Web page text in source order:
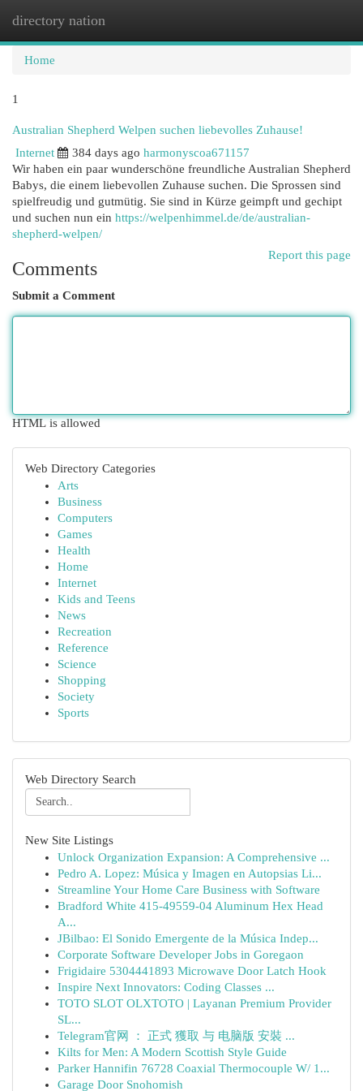
directory nation
Home
1
Australian Shepherd Welpen suchen liebevolles Zuhause!
Internet
384 days ago harmonyscoa671157
Wir haben ein paar wunderschöne freundliche Australian Shepherd
Babys, die einem liebevollen Zuhause suchen. Die Sprossen sind
spielfreudig und gutmütig. Sie sind in Kürze geimpft und gechipt
und suchen nun ein https://welpenhimmel.de/de/australian-
shepherd-welpen/
Report this page
Comments
Submit a Comment
HTML is allowed
Web Directory Categories
Arts
Business
Computers
Games
Health
Home
Internet
Kids and Teens
News
Recreation
Reference
Science
Shopping
Society
Sports
Web Directory Search
New Site Listings
Unlock Organization Expansion: A Comprehensive ...
Pedro A. Lopez: Música y Imagen en Autopsias Li...
Streamline Your Home Care Business with Software
Bradford White 415-49559-04 Aluminum Hex Head
A...
JBilbao: El Sonido Emergente de la Música Indep...
Corporate Software Developer Jobs in Goregaon
Frigidaire 5304441893 Microwave Door Latch Hook
Inspire Next Innovators: Coding Classes ...
TOTO SLOT OLXTOTO | Layanan Premium Provider
SL...
Telegram官网 ： 正式 獲取 与 电脑版 安裝 ...
Kilts for Men: A Modern Scottish Style Guide
Parker Hannifin 76728 Coaxial Thermocouple W/ 1...
Garage Door Snohomish